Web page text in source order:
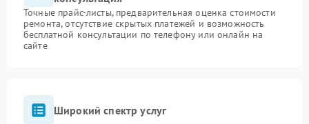
Точные прайс-листы, предварительная оценка стоимости
ремонта, отсутствие скрытых платежей и возможность
бесплатной консультации по телефону или онлайн на
сайте
Широкий спектр услуг